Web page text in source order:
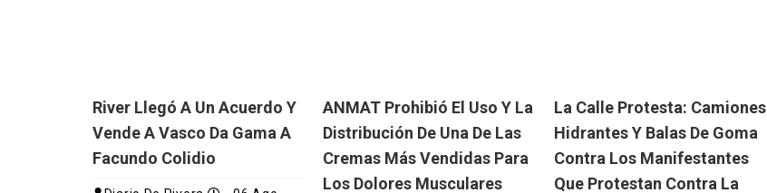
River Llegó A Un Acuerdo Y
Vende A Vasco Da Gama A
Facundo Colidio
ANMAT Prohibió El Uso Y La
Distribución De Una De Las
Cremas Más Vendidas Para
Los Dolores Musculares
La Calle Protesta: Camiones
Hidrantes Y Balas De Goma
Contra Los Manifestantes
Que Protestan Contra La